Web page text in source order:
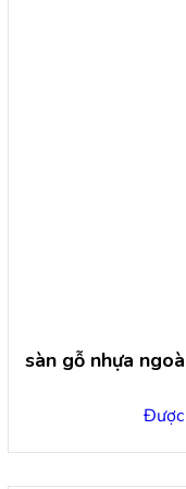
sàn gỗ nhựa
Được